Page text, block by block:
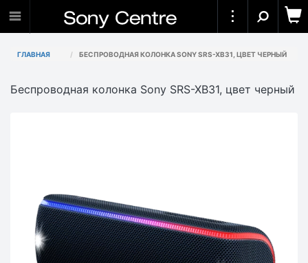
ГЛАВНАЯ БЕСПРОВОДНАЯ КОЛОНКА SONY SRS-XB31, ЦВЕТ ЧЕРНЫЙ
Беспроводная колонка Sony SRS-XB31, цвет черный